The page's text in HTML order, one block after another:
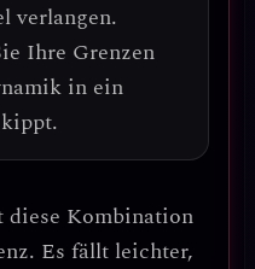
verlangen.
Ihre Grenzen
in ein
diese Kombination
. Es fällt leichter,